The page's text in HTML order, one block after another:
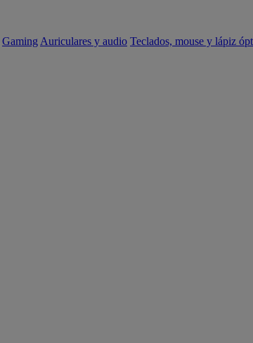
Gaming Auriculares y audio Teclados, mouse y lápiz